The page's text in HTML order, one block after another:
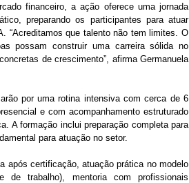
financeiro, a ação oferece uma jornada
preparando os participantes para atuar
“Acreditamos que talento não tem limites. O
possam construir uma carreira sólida no
de crescimento”, afirma Germanuela
por uma rotina intensiva com cerca de 6
e com acompanhamento estruturado
A formação inclui preparação completa para
para atuação no setor.
após certificação, atuação prática no modelo
de trabalho), mentoria com profissionais